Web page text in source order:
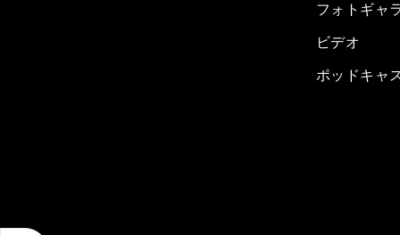
フォトギャ
ビデオ
ポッドキャ